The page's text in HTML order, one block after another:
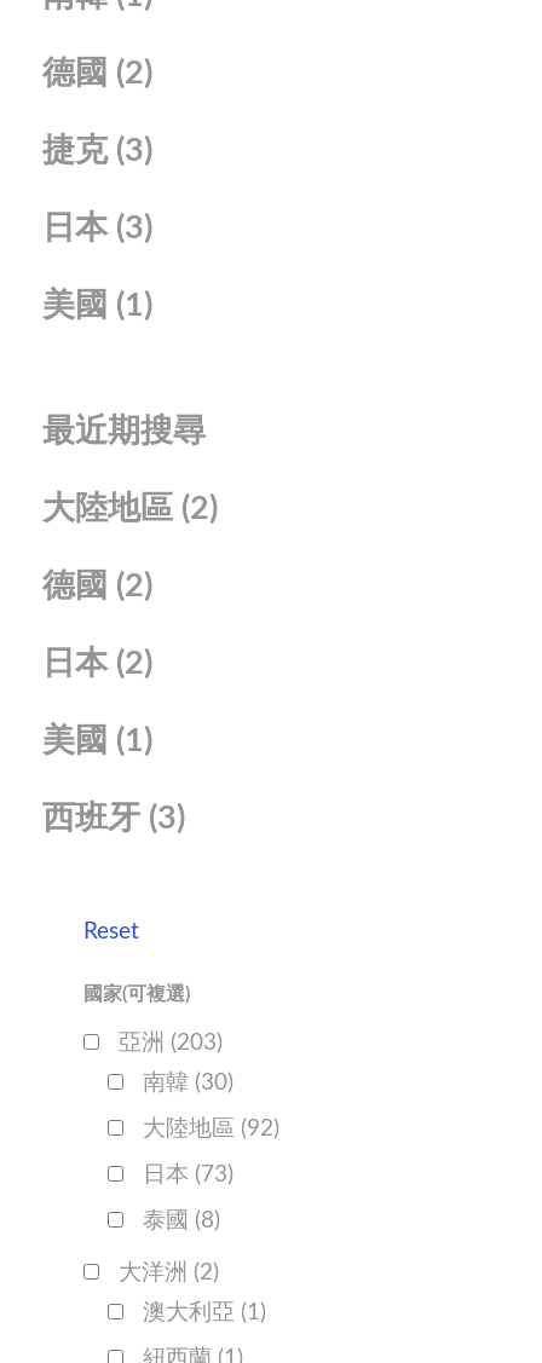
德國 (2)
捷克 (3)
日本 (3)
美國 (1)
最近期搜尋
大陸地區 (2)
德國 (2)
日本 (2)
美國 (1)
西班牙 (3)
Reset
國家(可複選)
亞洲 (203)
南韓 (30)
大陸地區 (92)
日本 (73)
泰國 (8)
大洋洲 (2)
澳大利亞 (1)
紐西蘭 (1)